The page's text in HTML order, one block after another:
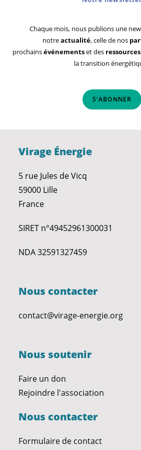
Chaque mois, nous publions une
notreactualité, celle de nos
prochainsévénementset des ressources
la transition
S'ABONNER
Virage Énergie
5 rue Jules de Vicq
59000 Lille
France
SIRET n°49452961300031
NDA 32591327459
Nous contacter
contact@virage-energie.org
Nous soutenir
Faire un don
Rejoindre l'association
Nous contacter
Formulaire de contact